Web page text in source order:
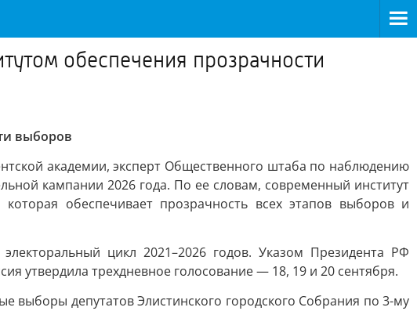
обеспечения прозрачности
выборов
академии, эксперт Общественного штаба по наблюдению
кампании 2026 года. По ее словам, современный институт
обеспечивает прозрачность всех этапов выборов и
цикл 2021–2026 годов. Указом Президента РФ
утвердила трехдневное голосование — 18, 19 и 20 сентября.
выборы депутатов Элистинского городского Собрания по 3-му